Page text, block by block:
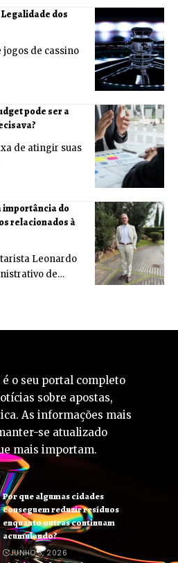
Legalidade dos
jogos de cassino
pode ser a
de atingir suas
importância do
relacionados à
Leonardo
de…
é o seu portal completo
sobre apostas,
As informações mais
se atualizado
mais importam.
Por que algumas cidades
conseguem reduzir resíduos
enquanto outras continuam
acumulando?
JUNHO 3, 2026